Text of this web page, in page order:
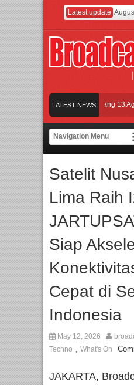
Latest update
LATEST NEWS
KETOK MEJIK Siap Tayang 13 Agustus
dan Universitas Agung Podomoro Jalin
Satelit
Lima Raih
Siap
Cepat di
Indonesia
May 12, 2026
Techno , What's On
JAKARTA,